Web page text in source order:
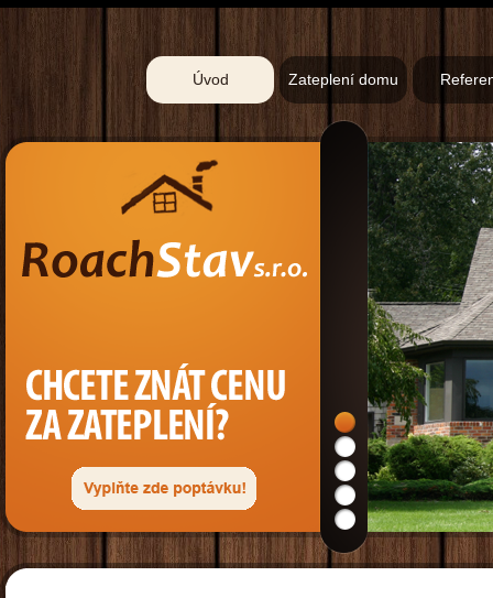
Úvod Zateplení domu